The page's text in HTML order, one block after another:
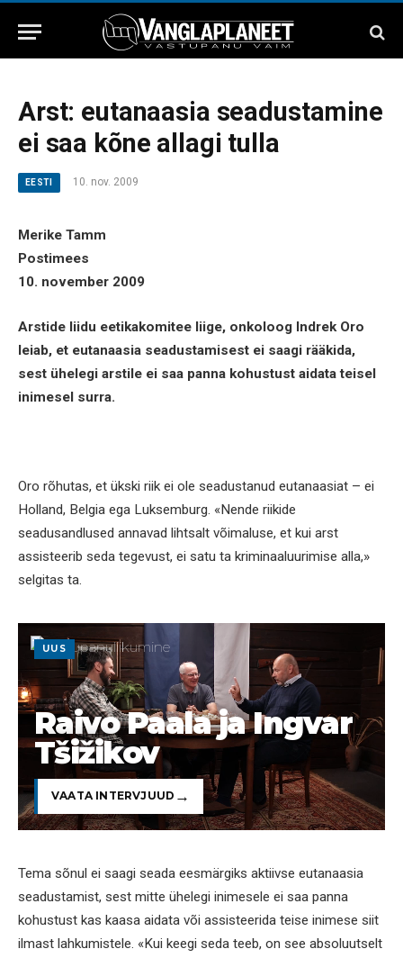
Arst: eutanaasia seadustamine
ei saa kõne allagi tulla
EESTI 10. nov. 2009
Merike Tamm
Postimees
10. november 2009
Arstide liidu eetikakomitee liige, onkoloog Indrek Oro
leiab, et eutanaasia seadustamisest ei saagi rääkida,
sest ühelegi arstile ei saa panna kohustust aidata teisel
inimesel surra.
Oro rõhutas, et ükski riik ei ole seadustanud eutanaasiat – ei
Holland, Belgia ega Luksemburg. «Nende riikide
seadusandlused annavad lihtsalt võimaluse, et kui arst
assisteerib seda tegevust, ei satu ta kriminaaluurimise alla,»
selgitas ta.
UUS
Raivo Paala ja Ingvar
Tšižikov
VAATA INTERVJUUD
Tema sõnul ei saagi seada eesmärgiks aktiivse eutanaasia
seadustamist, sest mitte ühelegi inimesele ei saa panna
kohustust kas kaasa aidata või assisteerida teise inimese siit
ilmast lahkumistele. «Kui keegi seda teeb, on see absoluutselt